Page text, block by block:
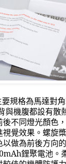
規格為馬達對
與機腹都設有散
後不同燈光顏色
覺效果。螺旋
以做為前後方向
鋰聚電池。